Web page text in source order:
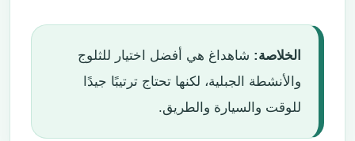
الخلاصة: شاهداغ هي أفضل اختيار للثلوج
والأنشطة الجبلية، لكنها تحتاج ترتيبًا جيدًا
للوقت والسيارة والطريق.